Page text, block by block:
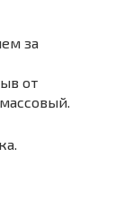
за
от